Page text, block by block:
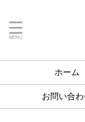
ホーム
お問い合